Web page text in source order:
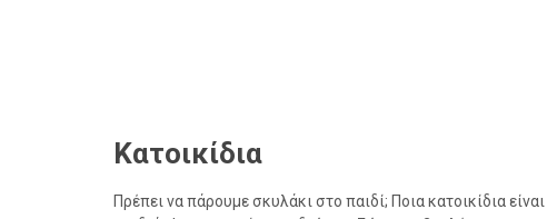
Κατοικίδια
Πρέπει να πάρουμε σκυλάκι στο παιδί; Ποια κατοικίδια